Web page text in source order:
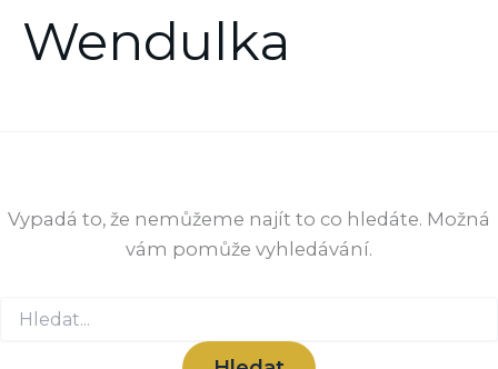
Wendulka
Vypadá to, že nemůžeme najít to co hledáte. Možná
vám pomůže vyhledávání.
Vyhledat
pro: